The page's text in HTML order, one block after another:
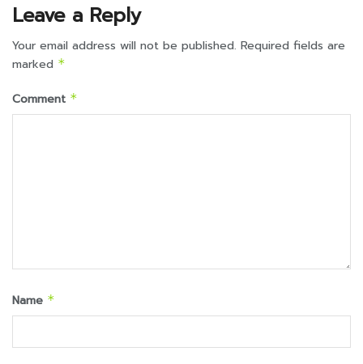
Leave a Reply
Your email address will not be published. Required fields are
marked *
Comment *
Name *